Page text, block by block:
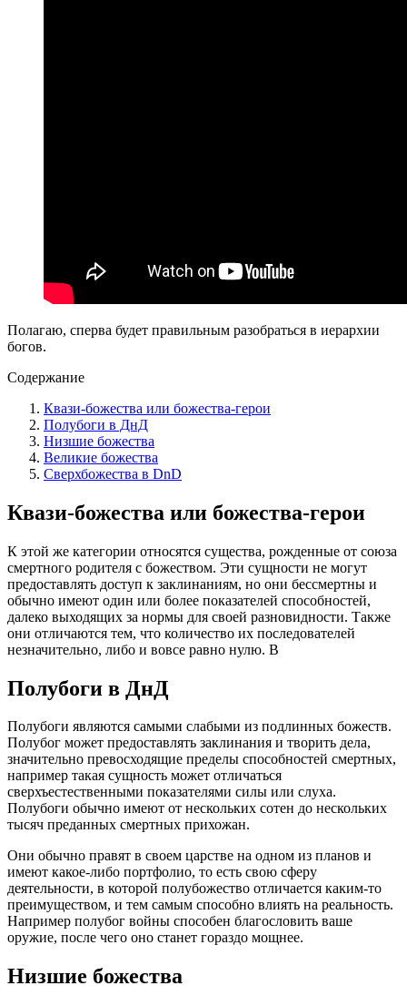
Полагаю, сперва будет правильным разобраться в иерархии
богов.
Содержание
Квази-божества или божества-герои
Полубоги в ДнД
Низшие божества
Великие божества
Сверхбожества в DnD
Квази-божества или божества-герои
К этой же категории относятся существа, рожденные от союза
смертного родителя с божеством. Эти сущности не могут
предоставлять доступ к заклинаниям, но они бессмертны и
обычно имеют один или более показателей способностей,
далеко выходящих за нормы для своей разновидности. Также
они отличаются тем, что количество их последователей
незначительно, либо и вовсе равно нулю. В
Полубоги в ДнД
Полубоги являются самыми слабыми из подлинных божеств.
Полубог может предоставлять заклинания и творить дела,
значительно превосходящие пределы способностей смертных,
например такая сущность может отличаться
сверхъестественными показателями силы или слуха.
Полубоги обычно имеют от нескольких сотен до нескольких
тысяч преданных смертных прихожан.
Они обычно правят в своем царстве на одном из планов и
имеют какое-либо портфолио, то есть свою сферу
деятельности, в которой полубожество отличается каким-то
преимуществом, и тем самым способно влиять на реальность.
Например полубог войны способен благословить ваше
оружие, после чего оно станет гораздо мощнее.
Низшие божества